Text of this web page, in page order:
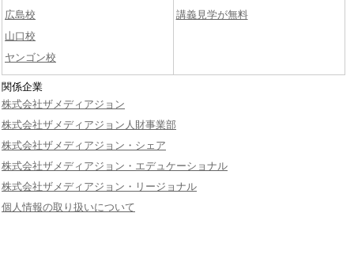
広島校
山口校
ヤンゴン校
講義見学が無料
関係企業
株式会社ザメディアジョン
株式会社ザメディアジョン人財事業部
株式会社ザメディアジョン・シェア
株式会社ザメディアジョン・エデュケーショナル
株式会社ザメディアジョン・リージョナル
個人情報の取り扱いについて